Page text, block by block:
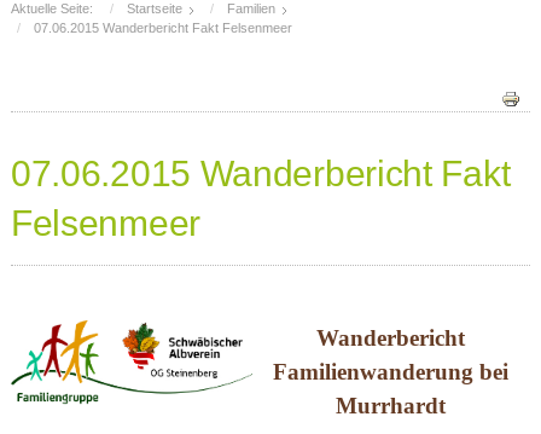
Aktuelle Seite: Startseite
Familien
07.06.2015 Wanderbericht Fakt Felsenmeer
07.06.2015 Wanderbericht Fakt
Felsenmeer
Wanderbericht
Familienwanderung bei
Murrhardt